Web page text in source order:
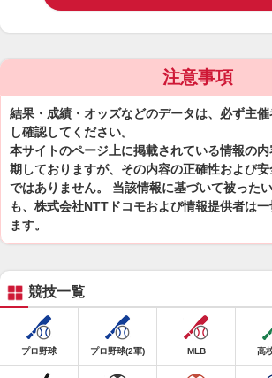
注意事項
結果・成績・オッズなどのデータは、必ず主
し確認してください。
本サイトのページ上に掲載されている情報の
期しておりますが、その内容の正確性および
ではありません。 当該情報に基づいて被った
も、株式会社NTTドコモおよび情報提供者は
ます。
競技一覧
プロ野球 プロ野球(2軍) MLB 高